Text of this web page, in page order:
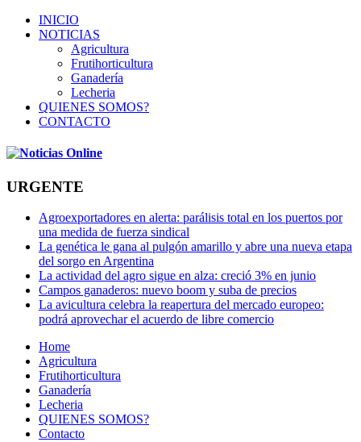
INICIO
NOTICIAS
Agricultura
Frutihorticultura
Ganadería
Lecheria
QUIENES SOMOS?
CONTACTO
URGENTE
Agroexportadores en alerta: parálisis total en los puertos por
una medida de fuerza sindical
La genética le gana al pulgón amarillo y abre una nueva etapa
del sorgo en Argentina
La actividad del agro sigue en alza: creció 3% en junio
Campos ganaderos: nuevo boom y suba de precios
La avicultura celebra la reapertura del mercado europeo:
podrá aprovechar el acuerdo de libre comercio
Home
Agricultura
Frutihorticultura
Ganadería
Lecheria
QUIENES SOMOS?
Contacto